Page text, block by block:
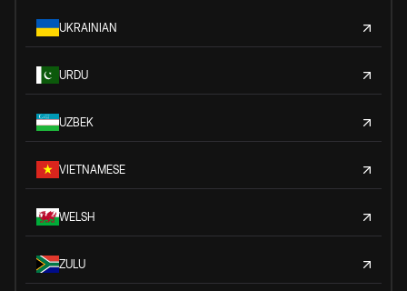
UKRAINIAN
URDU
UZBEK
VIETNAMESE
WELSH
ZULU